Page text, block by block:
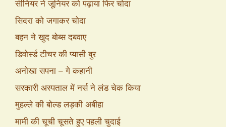
सीनियर ने जूनियर को पढ़ाया फिर चोदा
सिदरा को जगाकर चोदा
बहन ने खुद बोब्स दबवाए
डिवोर्स्ड टीचर की प्यासी बुर
अनोखा सपना – गे कहानी
सरकारी अस्पताल में नर्स ने लंड चेक किया
मुहल्ले की बोल्ड लड़की अबीहा
मामी की चूची चूसते हुए पहली चुदाई